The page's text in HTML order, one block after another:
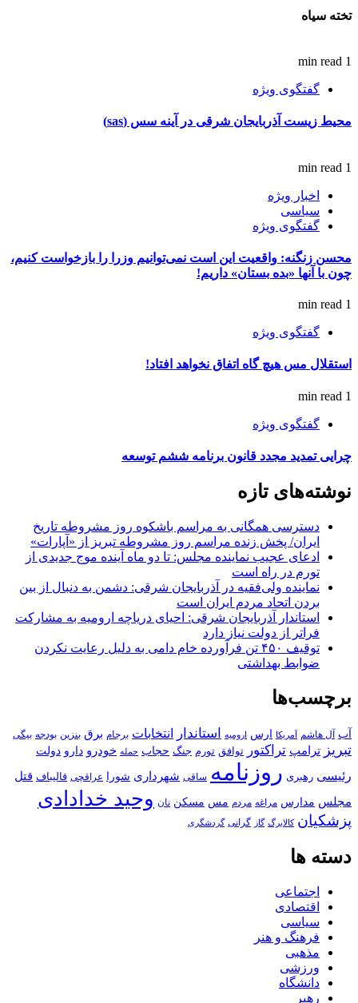
تخته سیاه
1 min read
گفتگوی ویژه
محیط زیست آذربایجان شرقی در آینه سس (sas)
1 min read
اخبار ویژه
سیاسی
گفتگوی ویژه
محسن زنگنه: واقعیت این است نمی‌توانیم وزرا را بازخواست کنیم،
چون با آنها «بده بستان» داریم!
1 min read
گفتگوی ویژه
استقلال مس هیچ گاه اتفاق نخواهد افتاد!
1 min read
گفتگوی ویژه
چرایی تمدید مجدد قانون برنامه ششم توسعه
نوشته‌های تازه
دسترسی همگانی به مراسم باشکوه روز مشروطه تاریخ
ایران/ پخش زنده مراسم روز مشروطه تبریز از «آپارات»
ادعای عجیب نماینده مجلس: تا دو ماه آینده موج جدیدی از
تورم در راه است
نماینده ولی‌فقیه در آذربایجان شرقی: دشمن به دنبال از بین
بردن اتحاد مردم ایران است
استاندار آذربایجان شرقی: احیای دریاچه ارومیه به مشارکت
فراتر از دولت نیاز دارد
توقیف ۴۵۰ تن فرآورده خام دامی به دلیل رعایت نکردن
ضوابط بهداشتی
برچسب‌ها
آب آل هاشم آمریکا ارس ارومیه استاندار انتخابات برجام برق بنزین بودجه بیگی
تبریز ترامپ تراکتور توافق تورم جنگ حجاب حمله خودرو دارو دولت
رئیسی رهبری روزنامه ساقی شهرداری شورا عراقچی قالیباف قتل
مجلس مدارس مراغه مردم مس مسکن نان وحید خدادادی
پزشکیان کالابرگ گاز گرانی گردشگری
دسته ها
اجتماعی
اقتصادی
سیاسی
فرهنگ و هنر
مذهبی
ورزشی
دانشگاه
رهبر